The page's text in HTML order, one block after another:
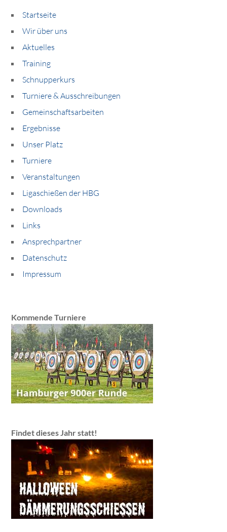
Startseite
Wir über uns
Aktuelles
Training
Schnupperkurs
Turniere & Ausschreibungen
Gemeinschaftsarbeiten
Ergebnisse
Unser Platz
Turniere
Veranstaltungen
Ligaschießen der HBG
Downloads
Links
Ansprechpartner
Datenschutz
Impressum
Kommende Turniere
Findet dieses Jahr statt!